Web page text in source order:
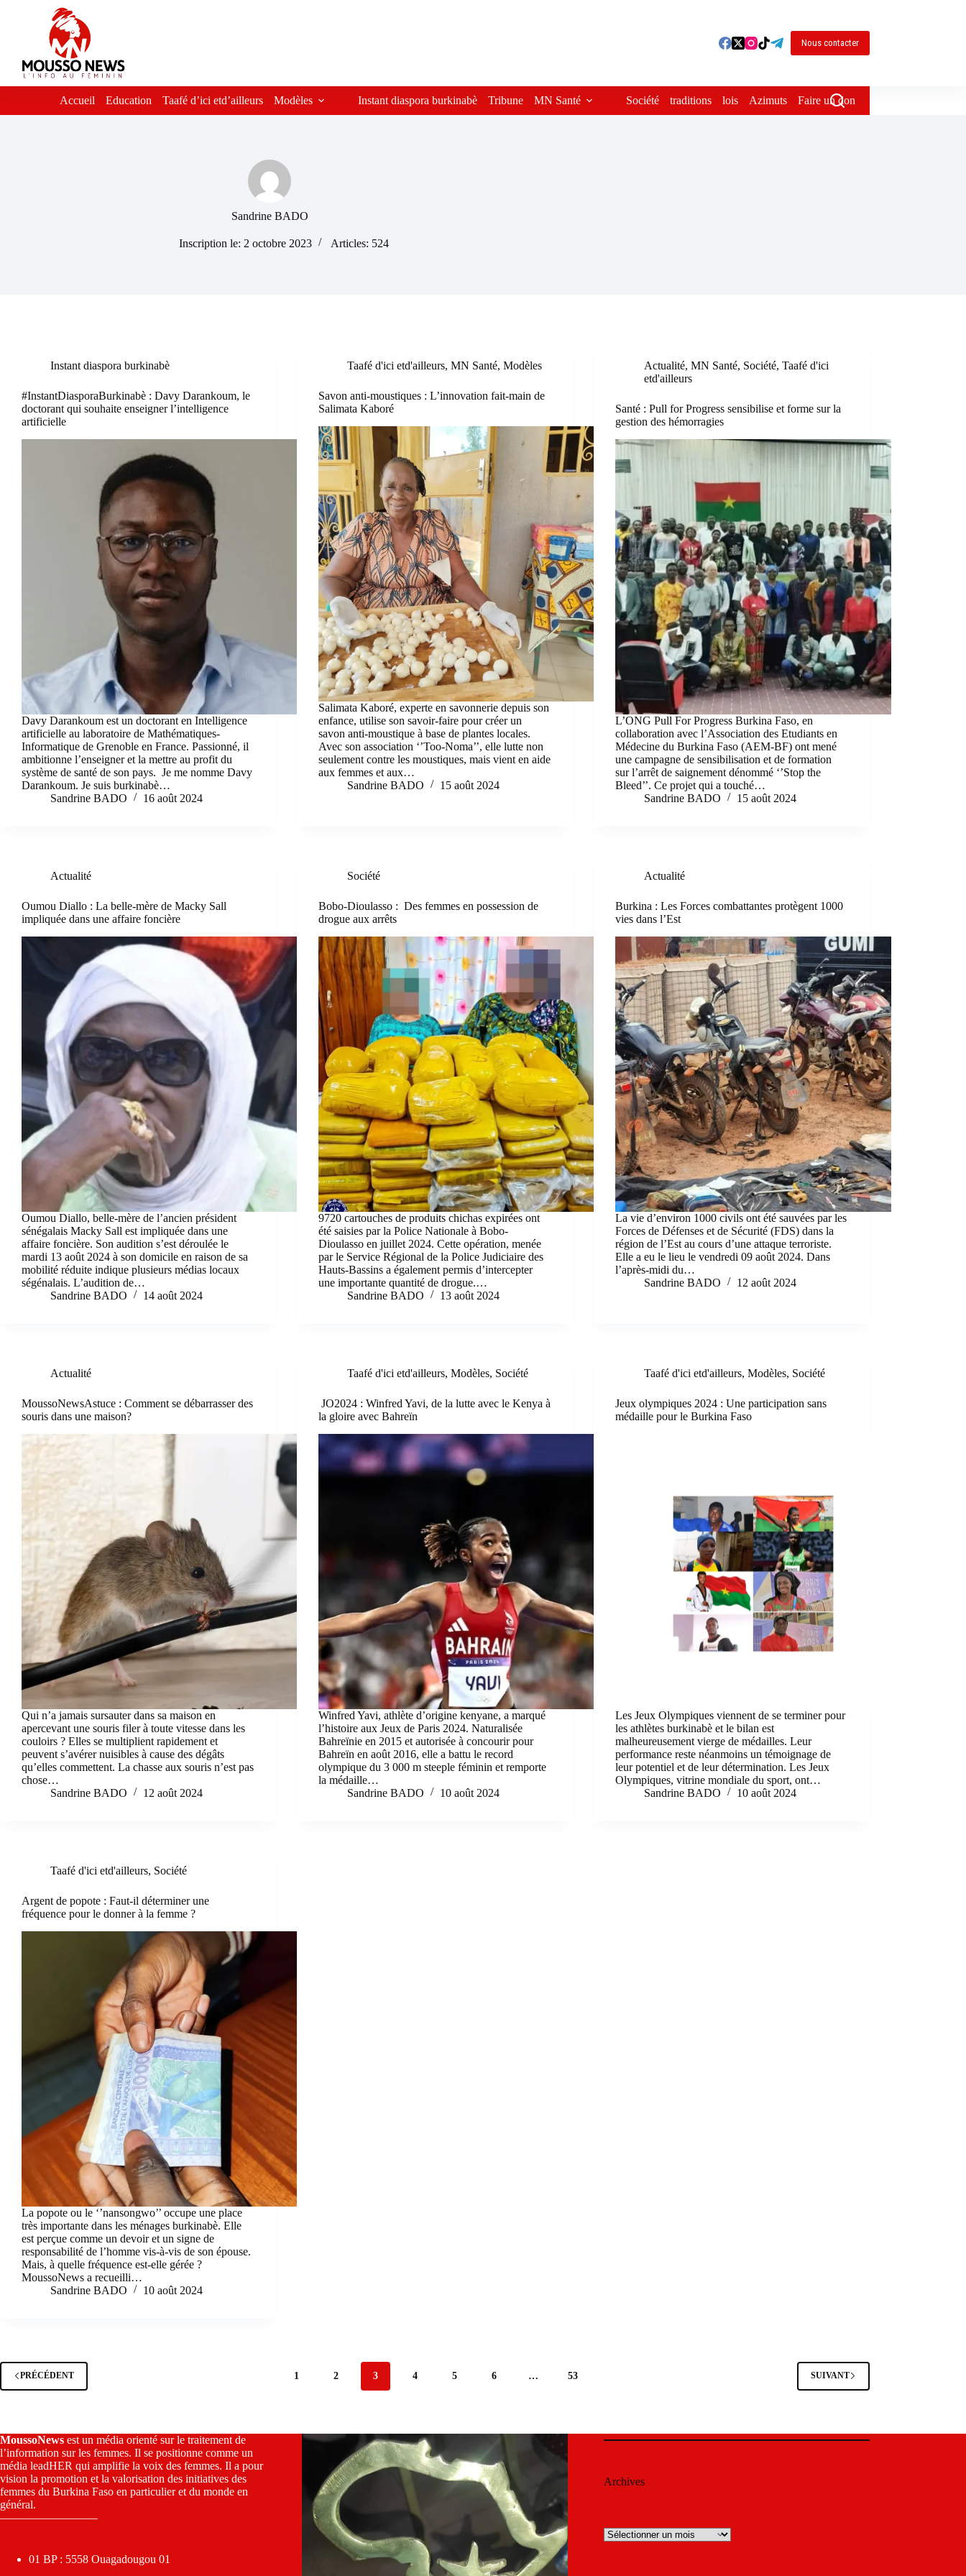
Nous contacter
Accueil Education Taafé d’ici etd’ailleurs Modèles Instant diaspora burkinabè Tribune MN Santé Société traditions lois Azimuts Faire un don
Sandrine BADO
Inscription le: 2 octobre 2023 Articles: 524
Instant diaspora burkinabè
#InstantDiasporaBurkinabè : Davy Darankoum, le
doctorant qui souhaite enseigner l’intelligence
artificielle
Davy Darankoum est un doctorant en Intelligence
artificielle au laboratoire de Mathématiques-
Informatique de Grenoble en France. Passionné, il
ambitionne l’enseigner et la mettre au profit du
système de santé de son pays. Je me nomme Davy
Darankoum. Je suis burkinabè…
Sandrine BADO
16 août 2024
Taafé d'ici etd'ailleurs,MN Santé,Modèles
Savon anti-moustiques : L’innovation fait-main de
Salimata Kaboré
Salimata Kaboré, experte en savonnerie depuis son
enfance, utilise son savoir-faire pour créer un
savon anti-moustique à base de plantes locales.
Avec son association ‘’Too-Noma’’, elle lutte non
seulement contre les moustiques, mais vient en aide
aux femmes et aux…
Sandrine BADO
15 août 2024
Actualité,MN Santé, Société,Taafé d'ici
etd'ailleurs
Santé : Pull for Progress sensibilise et forme sur la
gestion des hémorragies
L’ONG Pull For Progress Burkina Faso, en
collaboration avec l’Association des Etudiants en
Médecine du Burkina Faso (AEM-BF) ont mené
une campagne de sensibilisation et de formation
sur l’arrêt de saignement dénommé ‘’Stop the
Bleed’’. Ce projet qui a touché…
Sandrine BADO
15 août 2024
Actualité
Oumou Diallo : La belle-mère de Macky Sall
impliquée dans une affaire foncière
Oumou Diallo, belle-mère de l’ancien président
sénégalais Macky Sall est impliquée dans une
affaire foncière. Son audition s’est déroulée le
mardi 13 août 2024 à son domicile en raison de sa
mobilité réduite indique plusieurs médias locaux
ségénalais. L’audition de…
Sandrine BADO
14 août 2024
Société
Bobo-Dioulasso : Des femmes en possession de
drogue aux arrêts
9720 cartouches de produits chichas expirées ont
été saisies par la Police Nationale à Bobo-
Dioulasso en juillet 2024. Cette opération, menée
par le Service Régional de la Police Judiciaire des
Hauts-Bassins a également permis d’intercepter
une importante quantité de drogue.…
Sandrine BADO
13 août 2024
Actualité
Burkina : Les Forces combattantes protègent 1000
vies dans l’Est
La vie d’environ 1000 civils ont été sauvées par les
Forces de Défenses et de Sécurité (FDS) dans la
région de l’Est au cours d’une attaque terroriste.
Elle a eu le lieu le vendredi 09 août 2024. Dans
l’après-midi du…
Sandrine BADO
12 août 2024
Actualité
MoussoNewsAstuce : Comment se débarrasser des
souris dans une maison?
Qui n’a jamais sursauter dans sa maison en
apercevant une souris filer à toute vitesse dans les
couloirs ? Elles se multiplient rapidement et
peuvent s’avérer nuisibles à cause des dégâts
qu’elles commettent. La chasse aux souris n’est pas
chose…
Sandrine BADO
12 août 2024
Taafé d'ici etd'ailleurs,Modèles, Société
JO2024 : Winfred Yavi, de la lutte avec le Kenya à
la gloire avec Bahreïn
Winfred Yavi, athlète d’origine kenyane, a marqué
l’histoire aux Jeux de Paris 2024. Naturalisée
Bahreïnie en 2015 et autorisée à concourir pour
Bahreïn en août 2016, elle a battu le record
olympique du 3 000 m steeple féminin et remporte
la médaille…
Sandrine BADO
10 août 2024
Taafé d'ici etd'ailleurs,Modèles, Société
Jeux olympiques 2024 : Une participation sans
médaille pour le Burkina Faso
Les Jeux Olympiques viennent de se terminer pour
les athlètes burkinabè et le bilan est
malheureusement vierge de médailles. Leur
performance reste néanmoins un témoignage de
leur potentiel et de leur détermination. Les Jeux
Olympiques, vitrine mondiale du sport, ont…
Sandrine BADO
10 août 2024
Taafé d'ici etd'ailleurs, Société
Argent de popote : Faut-il déterminer une
fréquence pour le donner à la femme ?
La popote ou le ‘’nansongwo’’ occupe une place
très importante dans les ménages burkinabè. Elle
est perçue comme un devoir et un signe de
responsabilité de l’homme vis-à-vis de son épouse.
Mais, à quelle fréquence est-elle gérée ?
MoussoNews a recueilli…
Sandrine BADO
10 août 2024
PRÉCÉDENT 1 2 3 4 5 6 … 53 SUIVANT
MoussoNews est un média orienté sur le traitement de
l’information sur les femmes. Il se positionne comme un
média leadHER qui amplifie la voix des femmes. Il a pour
vision la promotion et la valorisation des initiatives des
femmes du Burkina Faso en particulier et du monde en
général.
————————–
01 BP : 5558 Ouagadougou 01
Archives
Archives